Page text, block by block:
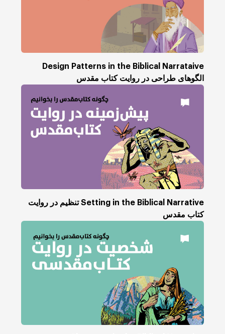
Design Patterns in the Biblical Narrataive
الگوهای طراحی در روایت کتاب مقدس
Setting in the Biblical Narrative تنظیم در روایت
کتاب مقدس